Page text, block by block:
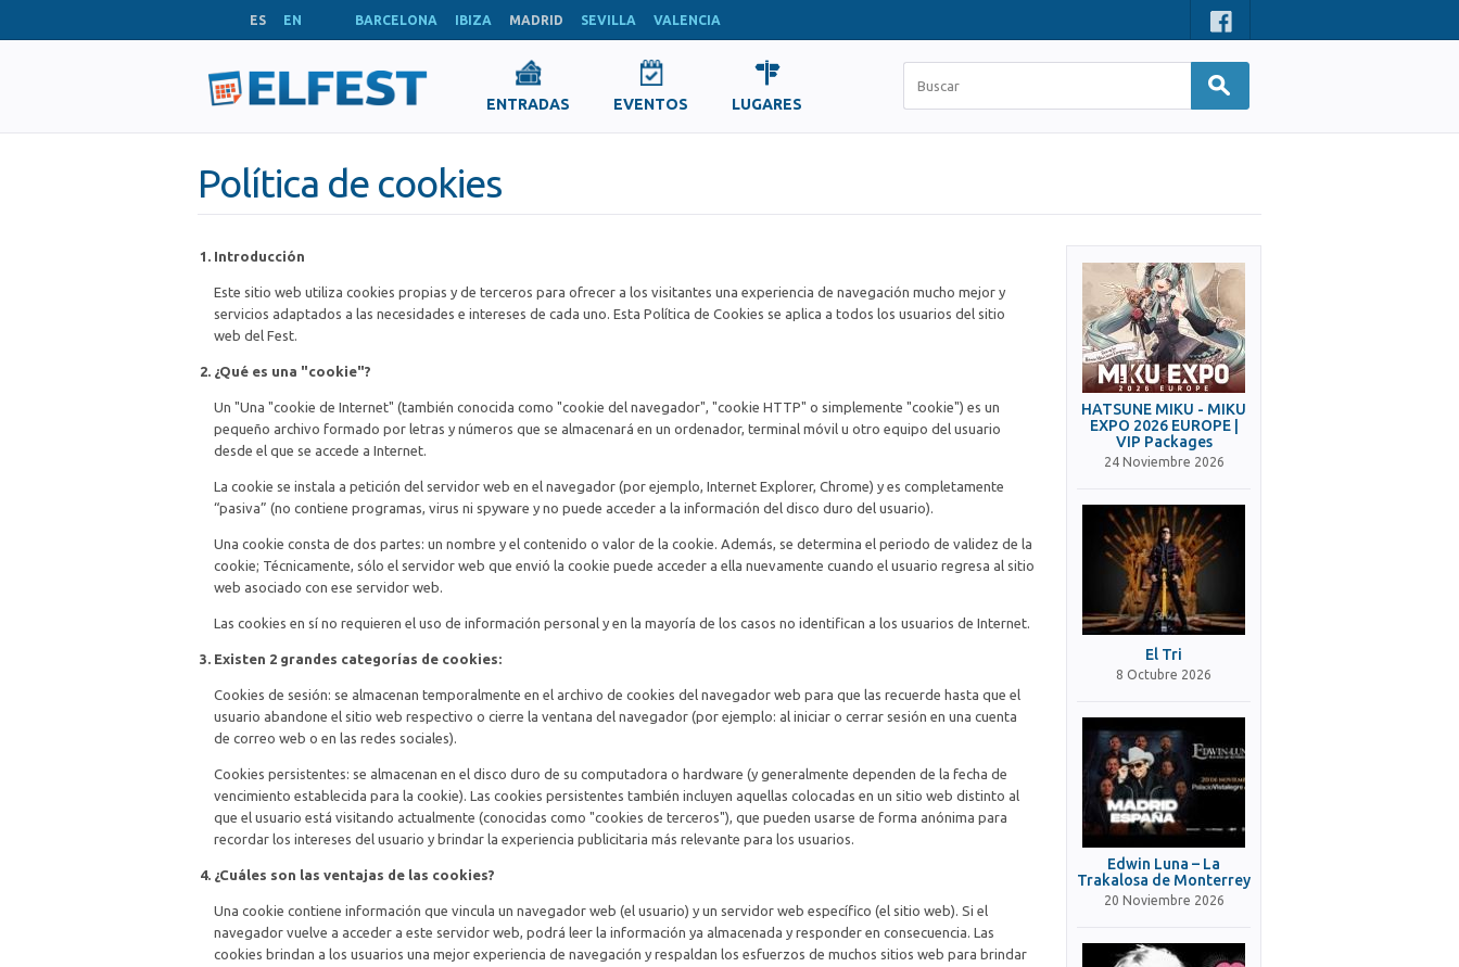
ES EN BARCELONA IBIZA MADRID SEVILLA VALENCIA
ENTRADAS EVENTOS LUGARES
Política de cookies
Introducción
Este sitio web utiliza cookies propias y de terceros para ofrecer a los visitantes una experiencia de navegación mucho mejor y
servicios adaptados a las necesidades e intereses de cada uno. Esta Política de Cookies se aplica a todos los usuarios del sitio
web del Fest.
¿Qué es una "cookie"?
Un "Una "cookie de Internet" (también conocida como "cookie del navegador", "cookie HTTP" o simplemente "cookie") es un
pequeño archivo formado por letras y números que se almacenará en un ordenador, terminal móvil u otro equipo del usuario
desde el que se accede a Internet.
La cookie se instala a petición del servidor web en el navegador (por ejemplo, Internet Explorer, Chrome) y es completamente
“pasiva” (no contiene programas, virus ni spyware y no puede acceder a la información del disco duro del usuario).
Una cookie consta de dos partes: un nombre y el contenido o valor de la cookie. Además, se determina el periodo de validez de la
cookie; Técnicamente, sólo el servidor web que envió la cookie puede acceder a ella nuevamente cuando el usuario regresa al sitio
web asociado con ese servidor web.
Las cookies en sí no requieren el uso de información personal y en la mayoría de los casos no identifican a los usuarios de Internet.
Existen 2 grandes categorías de cookies:
Cookies de sesión: se almacenan temporalmente en el archivo de cookies del navegador web para que las recuerde hasta que el
usuario abandone el sitio web respectivo o cierre la ventana del navegador (por ejemplo: al iniciar o cerrar sesión en una cuenta
de correo web o en las redes sociales).
Cookies persistentes: se almacenan en el disco duro de su computadora o hardware (y generalmente dependen de la fecha de
vencimiento establecida para la cookie). Las cookies persistentes también incluyen aquellas colocadas en un sitio web distinto al
que el usuario está visitando actualmente (conocidas como "cookies de terceros"), que pueden usarse de forma anónima para
recordar los intereses del usuario y brindar la experiencia publicitaria más relevante para los usuarios.
¿Cuáles son las ventajas de las cookies?
Una cookie contiene información que vincula un navegador web (el usuario) y un servidor web específico (el sitio web). Si el
navegador vuelve a acceder a este servidor web, podrá leer la información ya almacenada y responder en consecuencia. Las
cookies brindan a los usuarios una mejor experiencia de navegación y respaldan los esfuerzos de muchos sitios web para brindar
HATSUNE MIKU - MIKU
EXPO 2026 EUROPE |
VIP Packages
24 Noviembre 2026
El Tri
8 Octubre 2026
Edwin Luna – La
Trakalosa de Monterrey
20 Noviembre 2026